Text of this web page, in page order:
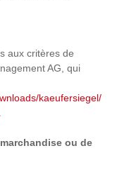
aux critères de
AG, qui
kaeufersiegel/
ou de